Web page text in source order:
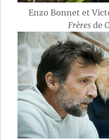
Enzo Bonnet et
Frèresde